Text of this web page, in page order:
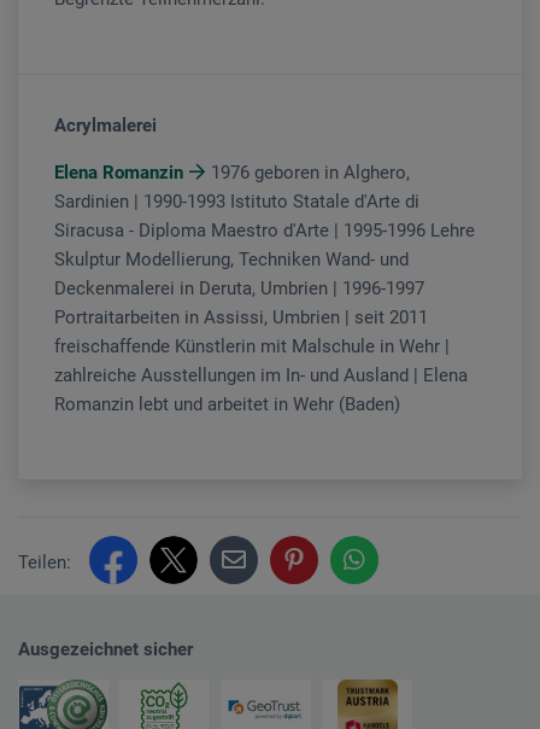
Acrylmalerei
Elena Romanzin
1976 geboren in Alghero,
Sardinien | 1990-1993 Istituto Statale d'Arte di
Siracusa - Diploma Maestro d'Arte | 1995-1996 Lehre
Skulptur Modellierung, Techniken Wand- und
Deckenmalerei in Deruta, Umbrien | 1996-1997
Portraitarbeiten in Assissi, Umbrien | seit 2011
freischaffende Künstlerin mit Malschule in Wehr |
zahlreiche Ausstellungen im In- und Ausland | Elena
Romanzin lebt und arbeitet in Wehr (Baden)
Teilen:
Ausgezeichnet sicher